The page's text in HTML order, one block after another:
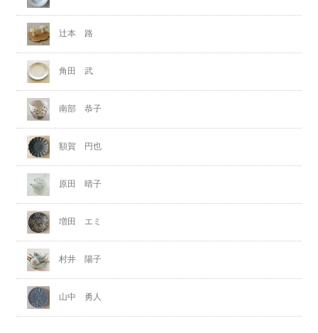
辻本 路
角田 武
南部 恭子
額賀 円也
原田 晴子
増田 エミ
村井 陽子
山中 勇人